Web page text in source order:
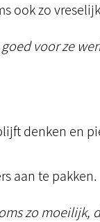
ook zo
voor ze
denken en
aan te pakken.
zo moeilijk,